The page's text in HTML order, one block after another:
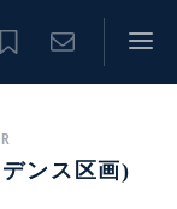
ンス区画)